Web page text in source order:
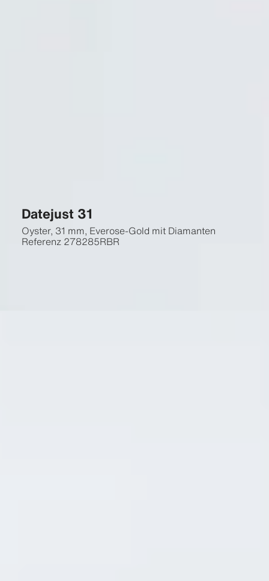
Datejust 31
Oyster, 31 mm, Everose-Gold mit Diamanten
Referenz 278285RBR